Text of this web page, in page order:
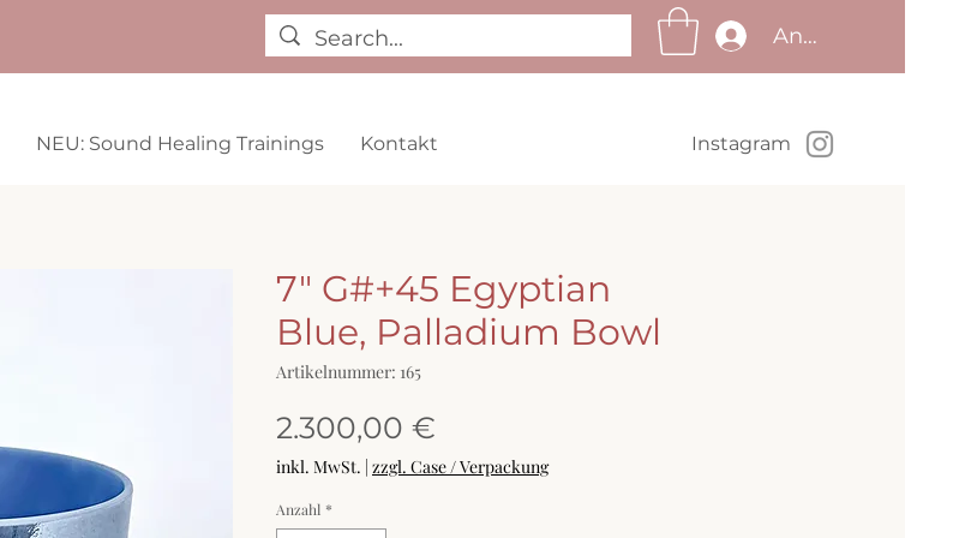
Anmelden
NEU: Sound Healing Trainings Kontakt Instagram
7" G#+45 Egyptian
Blue, Palladium Bowl
Artikelnummer: 165
2.300,00 €
inkl. MwSt. zzgl. Case / Verpackung
Anzahl *